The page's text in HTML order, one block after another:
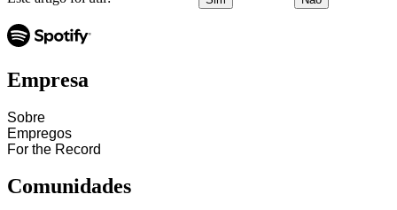
Empresa
Sobre
Empregos
For the Record
Comunidades